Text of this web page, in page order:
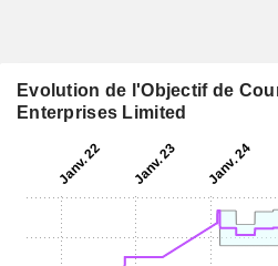
Evolution de l'Objectif de
Enterprises Limited